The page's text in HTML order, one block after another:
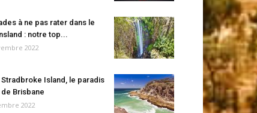
à ne pas rater dans le
: notre top...
2022
Stradbroke Island, le paradis
de Brisbane
2022